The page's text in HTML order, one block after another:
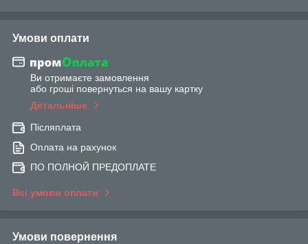
Умови оплати
Ви отримаєте замовлення
або гроші повернуться на вашу картку
Детальніше
Післяплата
Оплата на рахунок
ПО ПОЛНОЙ ПРЕДОПЛАТЕ
Всі умови оплати
Умови повернення